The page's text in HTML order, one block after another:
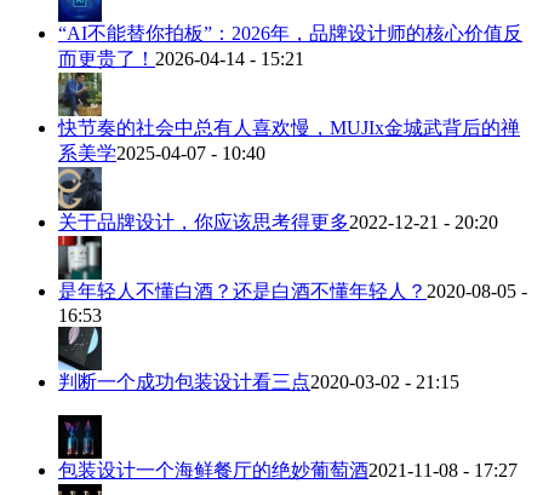
“AI不能替你拍板”：2026年，品牌设计师的核心价值反
而更贵了！ 2026-04-14 - 15:21
快节奏的社会中总有人喜欢慢，MUJIx金城武背后的禅
系美学2025-04-07 - 10:40
关于品牌设计，你应该思考得更多2022-12-21 - 20:20
是年轻人不懂白酒？还是白酒不懂年轻人？ 2020-08-05 -
16:53
判断一个成功包装设计看三点2020-03-02 - 21:15
包装设计一个海鲜餐厅的绝妙葡萄酒2021-11-08 - 17:27